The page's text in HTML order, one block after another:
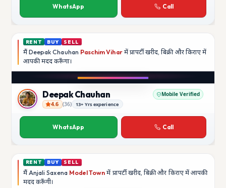
WhatsApp Call
RENT BUY SELL
मैं Deepak Chauhan Paschim Viharमें प्रापर्टी खरीद, बिक्री और किराए में
आपकी मददकरूँगा।
Deepak Chauhan
Deepak Chauhan Mobile Verified
4.6 (36) 13+ Yrs experience
WhatsApp Call
RENT BUY SELL
मैं Anjali Saxena Model Town में प्रापर्टी खरीद, बिक्री और किराए में आपकी
मददकरूँगी।